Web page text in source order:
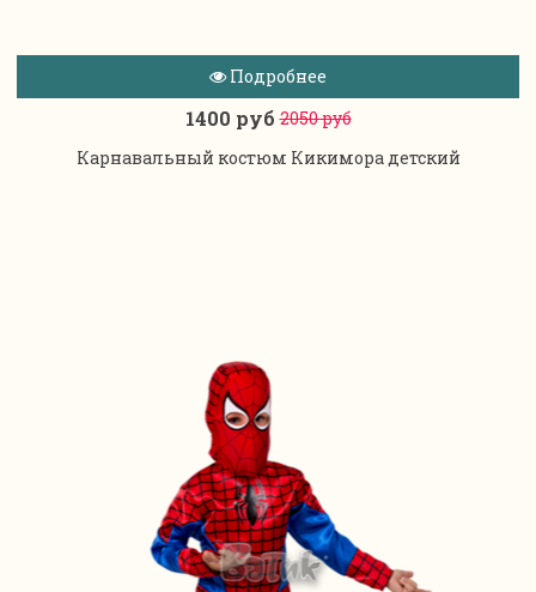
Подробнее
1400 руб2050 руб
Карнавальный костюм Кикимора детский